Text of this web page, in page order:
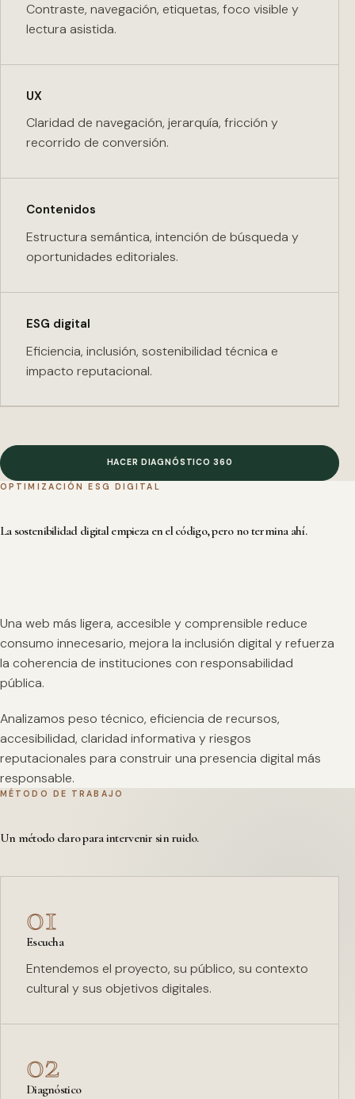
Contraste, navegación, etiquetas, foco visible y
lectura asistida.
UX
Claridad de navegación, jerarquía, fricción y
recorrido de conversión.
Contenidos
Estructura semántica, intención de búsqueda y
oportunidades editoriales.
ESG digital
Eficiencia, inclusión, sostenibilidad técnica e
impacto reputacional.
HACER DIAGNÓSTICO 360
OPTIMIZACIÓN ESG DIGITAL
La sostenibilidad digital empieza en el código, pero no termina ahí.
Una web más ligera, accesible y comprensible reduce
consumo innecesario, mejora la inclusión digital y refuerza
la coherencia de instituciones con responsabilidad
pública.
Analizamos peso técnico, eficiencia de recursos,
accesibilidad, claridad informativa y riesgos
reputacionales para construir una presencia digital más
responsable.
MÉTODO DE TRABAJO
Un método claro para intervenir sin ruido.
01
Escucha
Entendemos el proyecto, su público, su contexto
cultural y sus objetivos digitales.
02
Diagnóstico